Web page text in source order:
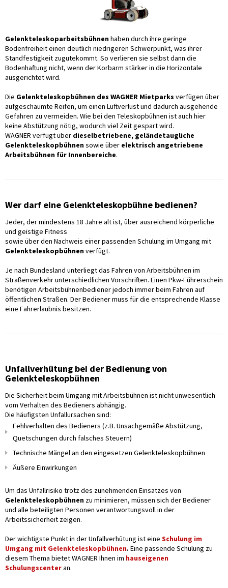
Gelenkteleskoparbeitsbühnenhaben durch ihre geringe
Bodenfreiheit einen deutlich niedrigeren Schwerpunkt, was ihrer
Standfestigkeit zugutekommt. So verlieren sie selbst dann die
Bodenhaftung nicht, wenn der Korbarm stärker in die Horizontale
ausgerichtet wird.
Die Gelenkteleskopbühnen des WAGNER Mietparks verfügen über
aufgeschäumte Reifen, um einen Luftverlust und dadurch ausgehende
Gefahren zu vermeiden. Wie bei den Teleskopbühnen ist auch hier
keine Abstützung nötig, wodurch viel Zeit gespart wird.
WAGNER verfügt über dieselbetriebene, geländetaugliche
Gelenkteleskopbühnensowie über elektrisch angetriebene
Arbeitsbühnen für Innenbereiche.
Wer darf eine Gelenkteleskopbühne bedienen?
Jeder, der mindestens 18 Jahre alt ist, über ausreichend körperliche
und geistige Fitness
sowie über den Nachweis einer passenden Schulung im Umgang mit
Gelenkteleskopbühnenverfügt.
Je nach Bundesland unterliegt das Fahren von Arbeitsbühnen im
Straßenverkehr unterschiedlichen Vorschriften. Einen Pkw-Führerschein
benötigen Arbeitsbühnenbediener jedoch immer beim Fahren auf
öffentlichen Straßen. Der Bediener muss für die entsprechende Klasse
eine Fahrerlaubnis besitzen.
Unfallverhütung bei der Bedienung von
Gelenkteleskopbühnen
Die Sicherheit beim Umgang mit Arbeitsbühnen ist nicht unwesentlich
vom Verhalten des Bedieners abhängig.
Die häufigsten Unfallursachen sind:
Fehlverhalten des Bedieners (z.B. Unsachgemäße Abstützung,
Quetschungen durch falsches Steuern)
Technische Mängel an den eingesetzen Gelenkteleskopbühnen
Äußere Einwirkungen
Um das Unfallrisiko trotz des zunehmenden Einsatzes von
Gelenkteleskopbühnen zu minimieren, müssen sich der Bediener
und alle beteiligten Personen verantwortungsvoll in der
Arbeitssicherheit zeigen.
Der wichtigste Punkt in der Unfallverhütung ist eine Schulung im
Umgang mit Gelenkteleskopbühnen. Eine passende Schulung zu
diesem Thema bietet WAGNER Ihnen im hauseigenen
Schulungscenteran.